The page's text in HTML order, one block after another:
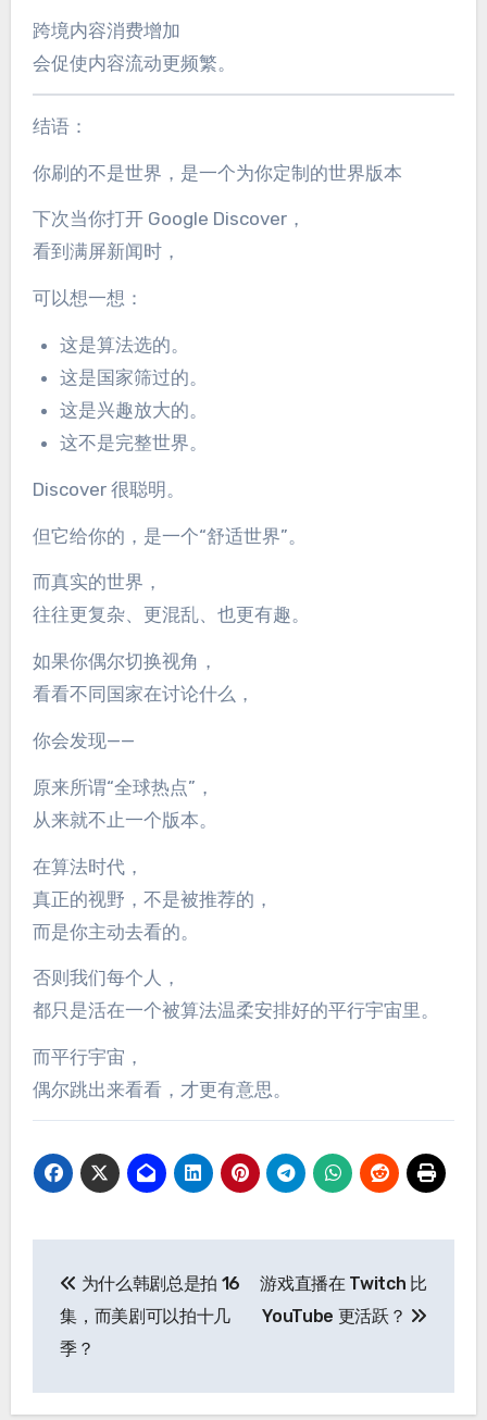
跨境内容消费增加
会促使内容流动更频繁。
结语：
你刷的不是世界，是一个为你定制的世界版本
下次当你打开 Google Discover，
看到满屏新闻时，
可以想一想：
这是算法选的。
这是国家筛过的。
这是兴趣放大的。
这不是完整世界。
Discover 很聪明。
但它给你的，是一个“舒适世界”。
而真实的世界，
往往更复杂、更混乱、也更有趣。
如果你偶尔切换视角，
看看不同国家在讨论什么，
你会发现——
原来所谓“全球热点”，
从来就不止一个版本。
在算法时代，
真正的视野，不是被推荐的，
而是你主动去看的。
否则我们每个人，
都只是活在一个被算法温柔安排好的平行宇宙里。
而平行宇宙，
偶尔跳出来看看，才更有意思。
章
导
航
为什么韩剧总是拍 16
集，而美剧可以拍十几
季？
游戏直播在 Twitch 比
YouTube 更活跃？